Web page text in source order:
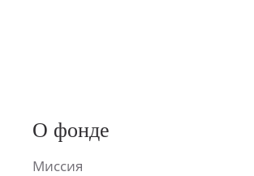
О фонде
Миссия